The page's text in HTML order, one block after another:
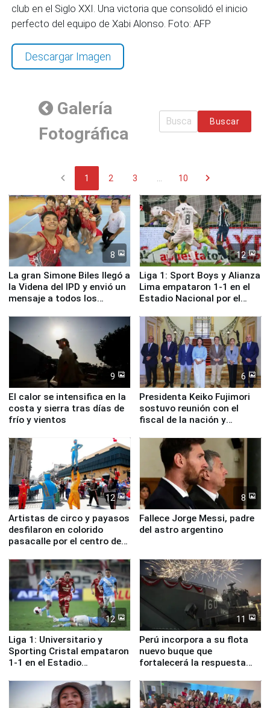
club en el Siglo XXI. Una victoria que consolidó el inicio
perfecto del equipo de Xabi Alonso. Foto: AFP
Descargar Imagen
Galería
Fotográfica
Buscar
chevron_left 1 2 3 10 chevron_right
8
La gran Simone Biles llegó a
la Videna del IPD y envió un
mensaje a todos los
12
Liga 1: Sport Boys y Alianza
Lima empataron 1-1 en el
Estadio Nacional por el
9
El calor se intensifica en la
costa y sierra tras días de
frío y vientos
6
Presidenta Keiko Fujimori
sostuvo reunión con el
fiscal de la nación y
12
Artistas de circo y payasos
desfilaron en colorido
pasacalle por el centro de
8
Fallece Jorge Messi, padre
del astro argentino
12
Liga 1: Universitario y
Sporting Cristal empataron
1-1 en el Estadio
11
Perú incorpora a su flota
nuevo buque que
fortalecerá la respuesta